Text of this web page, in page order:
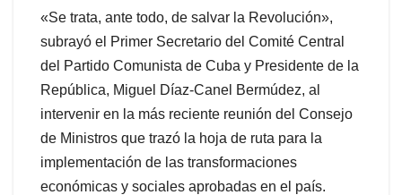
«Se trata, ante todo, de salvar la Revolución»,
subrayó el Primer Secretario del Comité Central
del Partido Comunista de Cuba y Presidente de la
República, Miguel Díaz-Canel Bermúdez, al
intervenir en la más reciente reunión del Consejo
de Ministros que trazó la hoja de ruta para la
implementación de las transformaciones
económicas y sociales aprobadas en el país.